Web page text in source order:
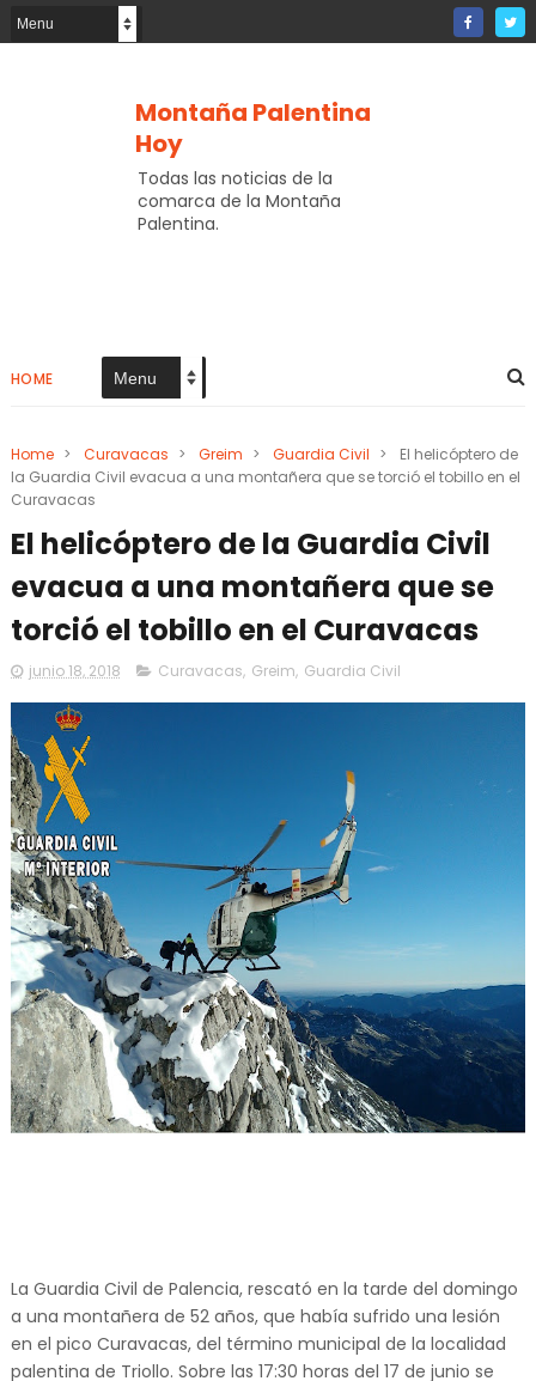
Montaña Palentina
Hoy
Todas las noticias de la
comarca de la Montaña
Palentina.
HOME
Home > Curavacas > Greim > Guardia Civil >
El helicóptero de
la Guardia Civil evacua a una montañera que se torció el tobillo en el
Curavacas
El helicóptero de la Guardia Civil
evacua a una montañera que se
torció el tobillo en el Curavacas
junio 18, 2018 Curavacas, Greim, Guardia Civil
La Guardia Civil de Palencia, rescató en la tarde del domingo
a una montañera de 52 años, que había sufrido una lesión
en el pico Curavacas, del término municipal de la localidad
palentina de Triollo. Sobre las 17:30 horas del 17 de junio se